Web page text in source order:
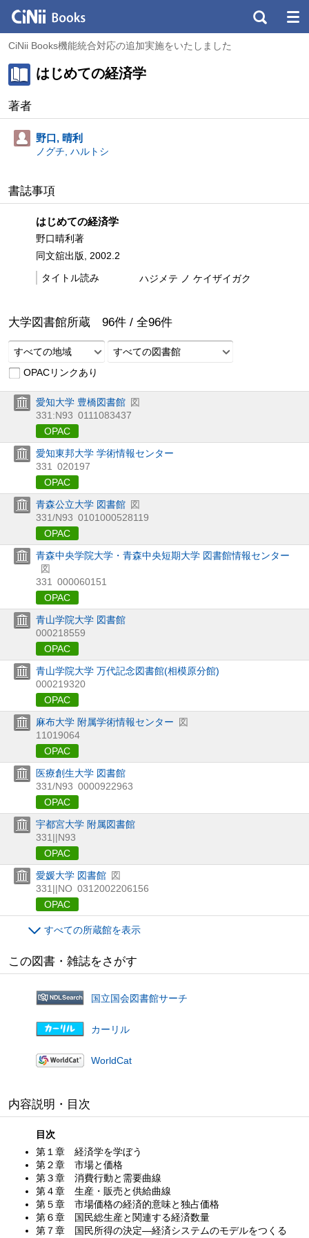
CiNii Books機能統合対応の追加実施をいたしました
はじめての経済学
著者
野口, 晴利
ノグチ, ハルトシ
書誌事項
はじめての経済学
野口晴利著
同文舘出版, 2002.2
タイトル読み
ハジメテ ノ ケイザイガク
大学図書館所蔵 96件 / 全96件
すべての地域
すべての図書館
OPACリンクあり
愛知大学 豊橋図書館 図
331:N93 0111083437
OPAC
愛知東邦大学 学術情報センター
331
020197
OPAC
青森公立大学 図書館 図
331/N93 0101000528119
OPAC
青森中央学院大学・青森中央短期大学 図書館情報センター
図
331
000060151
OPAC
青山学院大学 図書館
000218559
OPAC
青山学院大学 万代記念図書館(相模原分館)
000219320
OPAC
麻布大学 附属学術情報センター
図
11019064
OPAC
医療創生大学 図書館
331/N93 0000922963
OPAC
宇都宮大学 附属図書館
331||N93
OPAC
愛媛大学 図書館 図
331||NO 0312002206156
OPAC
すべての所蔵館を表示
この図書・雑誌をさがす
国立国会図書館サーチ
カーリル
WorldCat
内容説明・目次
目次
第１章 経済学を学ぼう
第２章 市場と価格
第３章 消費行動と需要曲線
第４章 生産・販売と供給曲線
第５章 市場価格の経済的意味と独占価格
第６章 国民総生産と関連する経済数量
第７章 国民所得の決定—経済システムのモデルをつくる